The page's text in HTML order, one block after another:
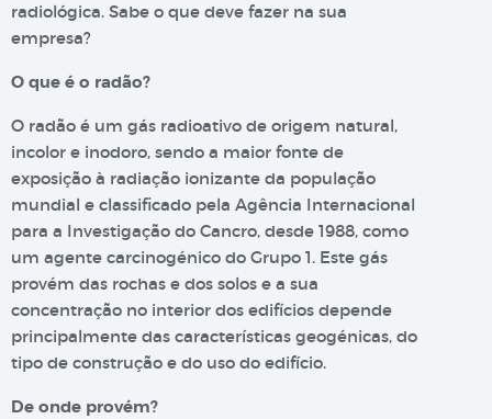
radiológica. Sabe o que deve fazer na sua
empresa?
O que é o radão?
O radão é um gás radioativo de origem natural,
incolor e inodoro, sendo a maior fonte de
exposição à radiação ionizante da população
mundial e classificado pela Agência Internacional
para a Investigação do Cancro, desde 1988, como
um agente carcinogénico do Grupo 1. Este gás
provém das rochas e dos solos e a sua
concentração no interior dos edifícios depende
principalmente das características geogénicas, do
tipo de construção e do uso do edifício.
De onde provém?